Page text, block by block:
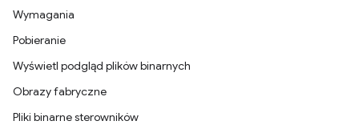
Wymagania
Pobieranie
Wyświetl podgląd plików binarnych
Obrazy fabryczne
Pliki binarne sterowników